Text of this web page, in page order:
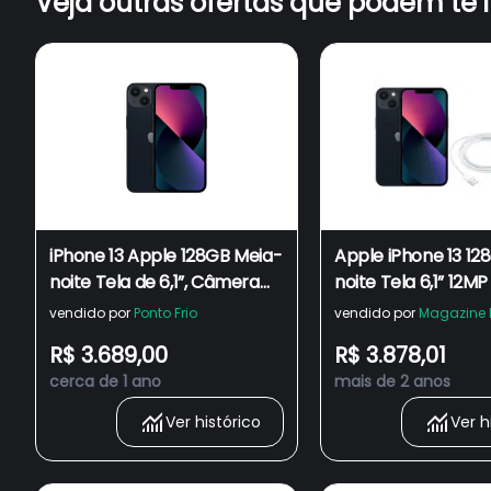
iPhone 13 Apple 128GB Meia-
noite Tela de 6,1”, Câmera
Dupla de 12MP
vendido por Ponto Frio
R$ 3.689,00
cerca de 1 ano
Ver histórico
Apple iPhone 13
noite Tela 6,1”
Cabo de USB-C
vendido por Magazine
R$ 3.878,01
mais de 2 anos
Ver